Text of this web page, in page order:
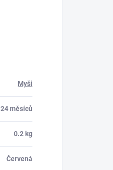
Myši
24 měsíců
0.2 kg
Červená